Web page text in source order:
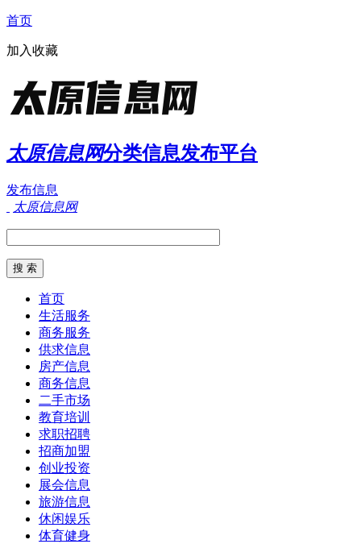
首页
加入收藏
太原信息网分类信息发布平台
发布信息
太原信息网
首页
生活服务
商务服务
供求信息
房产信息
商务信息
二手市场
教育培训
求职招聘
招商加盟
创业投资
展会信息
旅游信息
休闲娱乐
体育健身